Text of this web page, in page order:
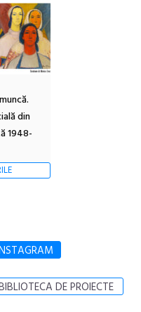
din
1948-
DE PROIECTE